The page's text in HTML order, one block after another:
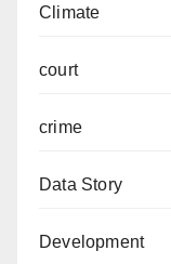
Climate
court
crime
Data Story
Development